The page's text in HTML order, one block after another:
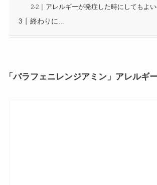
アレルギーが発症した時にしてもよ
終わりに…
「パラフェニレンジアミン」アレルギ